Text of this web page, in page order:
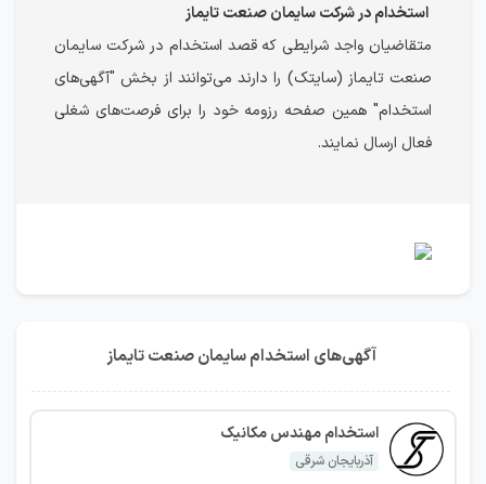
استخدام در شرکت سایمان صنعت تایماز
متقاضیان واجد شرایطی که قصد استخدام در شرکت سایمان
صنعت تایماز (سایتک) را دارند می‌توانند از بخش "آگهی‌های
استخدام" همین صفحه رزومه خود را برای فرصت‌های شغلی
فعال ارسال نمایند.
آگهی‌های استخدام سایمان صنعت تایماز
استخدام مهندس مکانیک
آذربایجان شرقی